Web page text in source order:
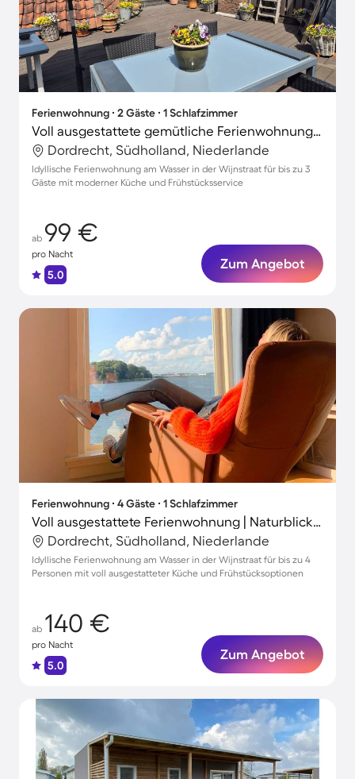
Ferienwohnung ∙ 2 Gäste ∙ 1 Schlafzimmer
Voll ausgestattete gemütliche Ferienwohnung mit Grill und Terrasse | Ideal für Homeoffice
Dordrecht, Südholland, Niederlande
Idyllische Ferienwohnung am Wasser in der Wijnstraat für bis zu 3
Gäste mit moderner Küche und Frühstücksservice
ab 99 €
pro Nacht
5.0
Zum Angebot
Ferienwohnung ∙ 4 Gäste ∙ 1 Schlafzimmer
Voll ausgestattete Ferienwohnung | Naturblick | Ideal für Homeoffice
Dordrecht, Südholland, Niederlande
Idyllische Ferienwohnung am Wasser in der Wijnstraat für bis zu 4
Personen mit voll ausgestatteter Küche und Frühstücksoptionen
ab 140 €
pro Nacht
5.0
Zum Angebot